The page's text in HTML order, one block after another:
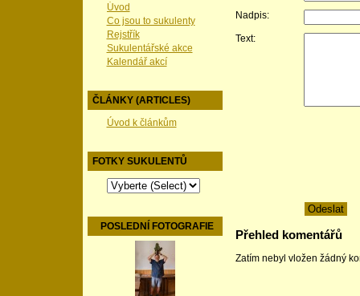
Úvod
Co jsou to sukulenty
Rejstřík
Sukulentářské akce
Kalendář akcí
ČLÁNKY (ARTICLES)
Úvod k článkům
FOTKY SUKULENTŮ
POSLEDNÍ FOTOGRAFIE
Nadpis:
Text:
Přehled komentářů
Zatím nebyl vložen žádný